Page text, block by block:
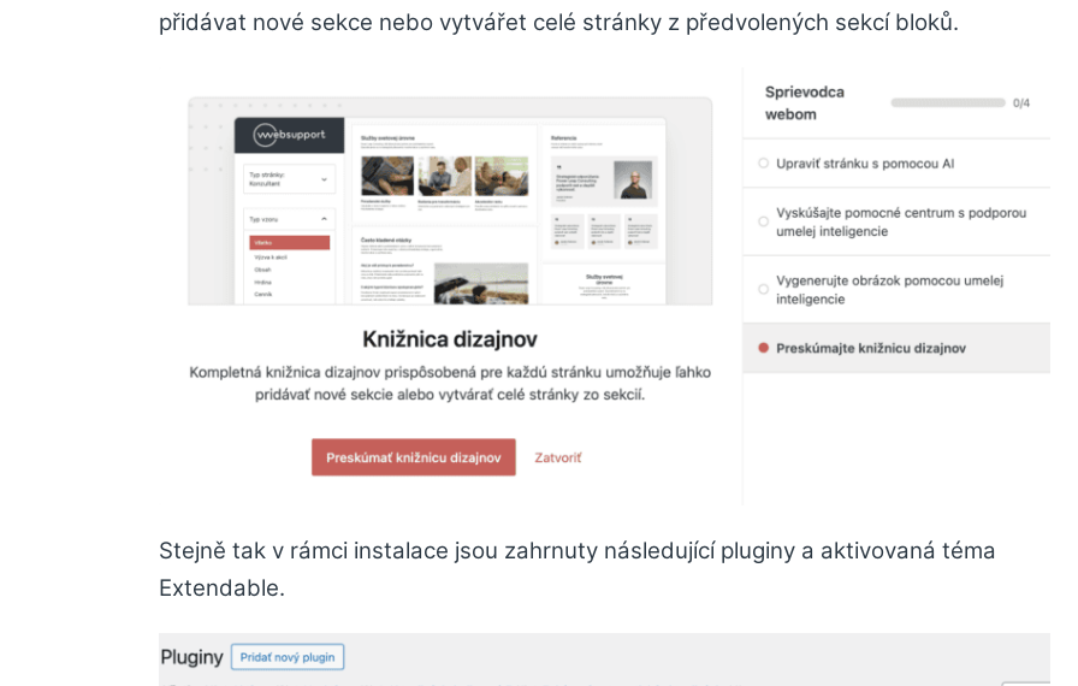
přidávat nové sekce nebo vytvářet celé stránky z předvolených sekcí bloků.
Stejně tak v rámci instalace jsou zahrnuty následující pluginy a aktivovaná téma
Extendable.